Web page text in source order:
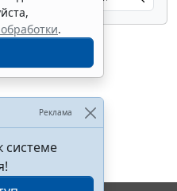
материалы
.
Реклама
системе